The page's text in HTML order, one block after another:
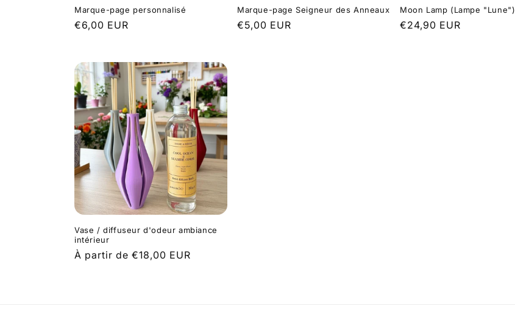
Marque-page personnalisé
Prix
€6,00 EUR
Marque-page Seigneur des Anneaux
Prix
€5,00 EUR
Moon Lamp (Lampe "Lune")
Prix
€24,90 EUR
Vase / diffuseur d'odeur ambiance
intérieur
Prix
À partir de €18,00 EUR